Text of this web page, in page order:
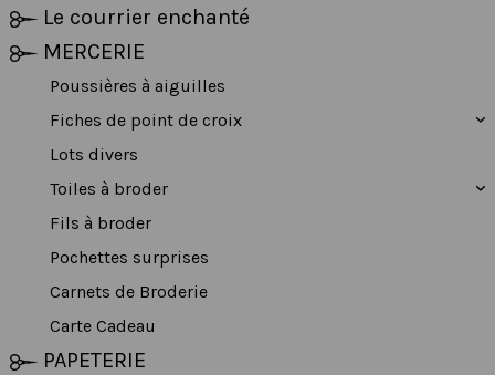
Le courrier enchanté
MERCERIE
Poussières à aiguilles
Fiches de point de croix
Lots divers
Toiles à broder
Fils à broder
Pochettes surprises
Carnets de Broderie
Carte Cadeau
PAPETERIE